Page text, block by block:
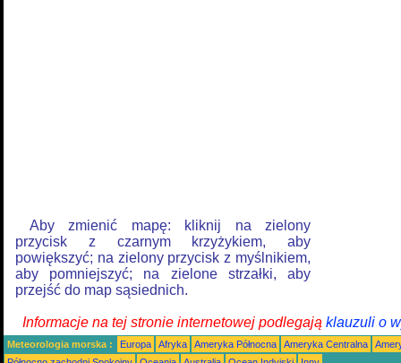
Aby zmienić mapę: kliknij na zielony
przycisk z czarnym krzyżykiem, aby
powiększyć; na zielony przycisk z myślnikiem,
aby pomniejszyć; na zielone strzałki, aby
przejść do map sąsiednich.
Informacje na tej stronie internetowej podlegają klauzuli o
Meteorologia morska : Europa Afryka Ameryka Północna Ameryka Centralna